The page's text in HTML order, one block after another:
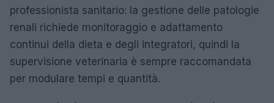
professionista sanitario: la gestione delle patologie
renali richiede monitoraggio e adattamento
continui della dieta e degli integratori, quindi la
supervisione veterinaria è sempre raccomandata
per modulare tempi e quantità.